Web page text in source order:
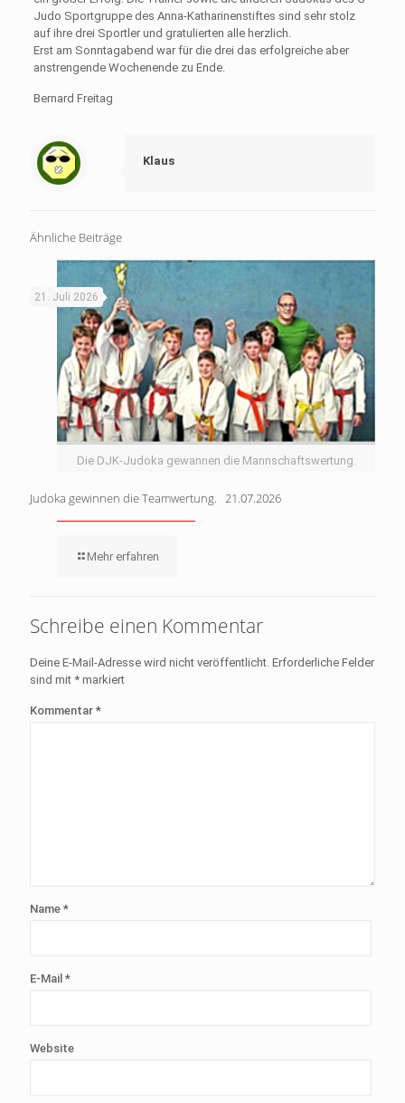
Judo Sportgruppe des Anna-Katharinenstiftes sind sehr stolz
auf ihre drei Sportler und gratulierten alle herzlich.
Erst am Sonntagabend war für die drei das erfolgreiche aber
anstrengende Wochenende zu Ende.
Bernard Freitag
Klaus
Ähnliche Beiträge
Die DJK-Judoka gewannen die Mannschaftswertung.
21. Juli 2026
Judoka gewinnen die Teamwertung. 21.07.2026
Mehr erfahren
Schreibe einen Kommentar
Deine E-Mail-Adresse wird nicht veröffentlicht. Erforderliche Felder
sind mit * markiert
Kommentar *
Name *
E-Mail *
Website